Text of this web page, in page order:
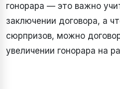
гонорара — это важно
заключении договора, а
сюрпризов, можно
увеличении гонорара на